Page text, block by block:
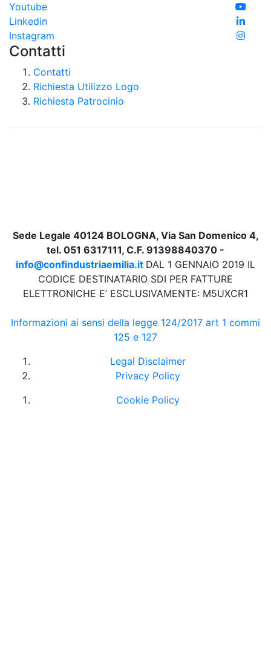
Youtube
Linkedin
Instagram
Contatti
Contatti
Richiesta Utilizzo Logo
Richiesta Patrocinio
Sede Legale 40124 BOLOGNA, Via San Domenico 4,
tel. 051 6317111, C.F. 91398840370 -
info@confindustriaemilia.it DAL 1 GENNAIO 2019 IL
CODICE DESTINATARIO SDI PER FATTURE
ELETTRONICHE E’ ESCLUSIVAMENTE: M5UXCR1
Informazioni ai sensi della legge 124/2017 art 1 commi
125 e 127
Legal Disclaimer
Privacy Policy
Cookie Policy